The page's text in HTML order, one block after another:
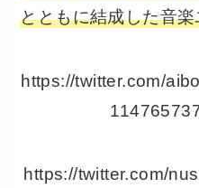
とともに結成した音
https://twitter.com/
https://twitter.com/